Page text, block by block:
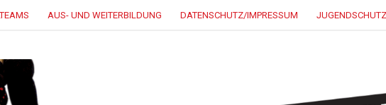
AUS- UND WEITERBILDUNG DATENSCHUTZ/IMPRESSUM